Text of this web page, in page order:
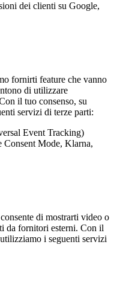
dei clienti su Google,
fornirti feature che vanno
di utilizzare
il tuo consenso, su
servizi di terze parti:
Event Tracking)
Mode, Klarna,
di mostrarti video o
da fornitori esterni. Con il
i seguenti servizi